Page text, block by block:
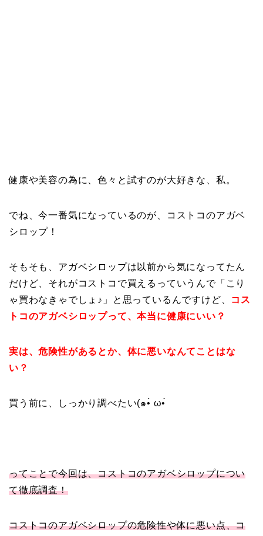
健康や美容の為に、色々と試すのが大好きな、私。
でね、今一番気になっているのが、コストコのアガベ
シロップ！
そもそも、アガベシロップは以前から気になってたん
だけど、それがコストコで買えるっていうんで「こり
ゃ買わなきゃでしょ♪」と思っているんですけど、 コス
トコのアガベシロップって、本当に健康にいい？
実は、危険性があるとか、体に悪いなんてことはな
い？
買う前に、しっかり調べたい(๑•̀ ω•́ゞ
ってことで今回は、コストコのアガベシロップについ
て徹底調査！
コストコのアガベシロップの危険性や体に悪い点、コ